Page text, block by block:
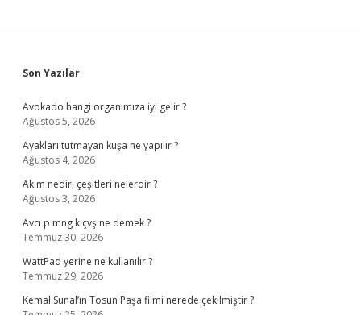
Sidebar
Son Yazılar
Avokado hangi organımıza iyi gelir ?
Ağustos 5, 2026
Ayakları tutmayan kuşa ne yapılır ?
Ağustos 4, 2026
Akım nedir, çeşitleri nelerdir ?
Ağustos 3, 2026
Avcı p mng k çvş ne demek ?
Temmuz 30, 2026
WattPad yerine ne kullanılır ?
Temmuz 29, 2026
Kemal Sunal’ın Tosun Paşa filmi nerede çekilmiştir ?